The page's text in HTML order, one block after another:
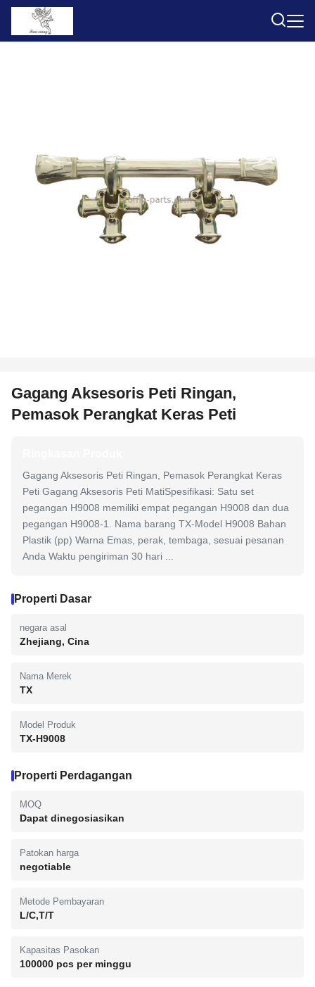
Gagang Aksesoris Peti Ringan,
Pemasok Perangkat Keras Peti
Gagang Aksesoris Peti Ringan, Pemasok Perangkat Keras
Peti Gagang Aksesoris Peti MatiSpesifikasi: Satu set
pegangan H9008 memiliki empat pegangan H9008 dan dua
pegangan H9008-1. Nama barang TX-Model H9008 Bahan
Plastik (pp) Warna Emas, perak, tembaga, sesuai pesanan
Anda Waktu pengiriman 30 hari ...
Properti Dasar
negara asal
Zhejiang, Cina
Nama Merek
TX
Model Produk
TX-H9008
Properti Perdagangan
MOQ
Dapat dinegosiasikan
Patokan harga
negotiable
Metode Pembayaran
L/C,T/T
Kapasitas Pasokan
100000 pcs per minggu